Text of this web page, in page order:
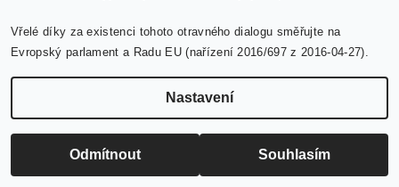
Forman
Vřelé díky za existenci tohoto otravného dialogu směřujte na
Evropský parlament a Radu EU (nařízení 2016/697 z 2016-04-27).
Nastavení
Odmítnout Souhlasím